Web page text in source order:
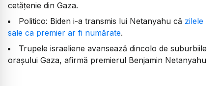
cetățenie din Gaza.
Politico: Biden i-a transmis lui Netanyahu că zilele
sale ca premier ar fi numărate.
Trupele israeliene avansează dincolo de suburbiile
oraşului Gaza, afirmă premierul Benjamin Netanyahu